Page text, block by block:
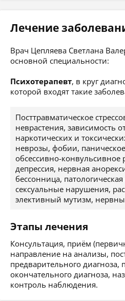
Лечение
Врач Цепляева Светлана
основной специальности:
Психотерапевт, в круг
которой входят такие
Посттравматическое
неврастения, зависимость
наркотических и
неврозы, фобии, паническое
обсессивно-конвульсивное
депрессия, нервная
бессонница,
сексуальные нарушения,
элективный мутизм,
Этапы лечения
Консультация, приём
направление на анализы,
предварительного диагноза,
окончательного диагноза,
контроль наблюдения.